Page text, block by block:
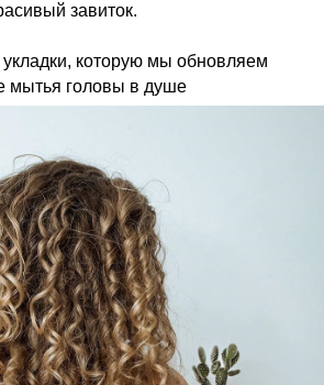
завиток.
которую мы обновляем
мытья головы в душе